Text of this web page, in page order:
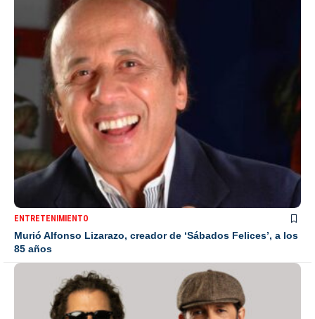
ENTRETENIMIENTO
Murió Alfonso Lizarazo, creador de ‘Sábados Felices’, a los
85 años